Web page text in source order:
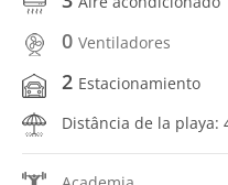
0 Ventiladores
2 Estacionamiento
Distância de la playa: